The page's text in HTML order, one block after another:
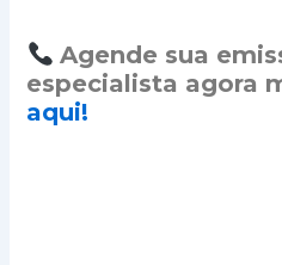
Agende sua
especialista agora
aqui!